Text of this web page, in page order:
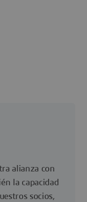
alianza con
la capacidad
socios,